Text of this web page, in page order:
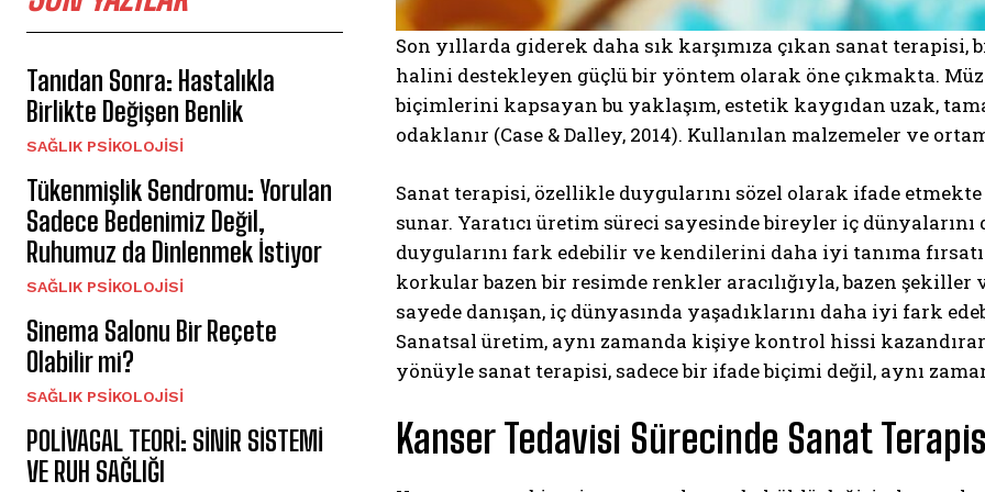
Tanıdan Sonra: Hastalıkla
Birlikte Değişen Benlik
SAĞLIK PSIKOLOJISI
Tükenmişlik Sendromu: Yorulan
Sadece Bedenimiz Değil,
Ruhumuz da Dinlenmek İstiyor
SAĞLIK PSIKOLOJISI
Sinema Salonu Bir Reçete
Olabilir mi?
SAĞLIK PSIKOLOJISI
POLİVAGAL TEORİ: SİNİR SİSTEMİ
VE RUH SAĞLIĞI
Son yıllarda giderek daha sık karşımıza çıkan sanat
halini destekleyen güçlü bir yöntem olarak öne çıkmakta.
biçimlerini kapsayan bu yaklaşım, estetik kaygıdan uzak,
odaklanır (Case & Dalley, 2014). Kullanılan malzemeler ve
Sanat terapisi, özellikle duygularını sözel olarak ifade
sunar. Yaratıcı üretim süreci sayesinde bireyler iç
duygularını fark edebilir ve kendilerini daha iyi tanıma
korkular bazen bir resimde renkler aracılığıyla, bazen şekiller
sayede danışan, iç dünyasında yaşadıklarını daha iyi fark
Sanatsal üretim, aynı zamanda kişiye kontrol hissi
yönüyle sanat terapisi, sadece bir ifade biçimi değil, aynı
Kanser Tedavisi Sürecinde Sanat